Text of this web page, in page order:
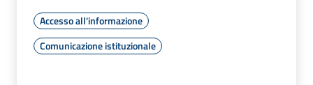
Accesso all'informazione
Comunicazione istituzionale